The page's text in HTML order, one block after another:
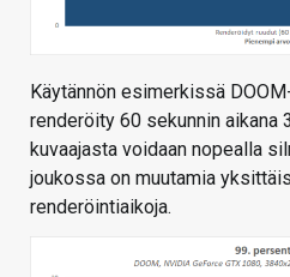
Käytännön esimerkissä
renderöity 60 sekunnin aikana
kuvaajasta voidaan nopealla
joukossa on muutamia
renderöintiaikoja.